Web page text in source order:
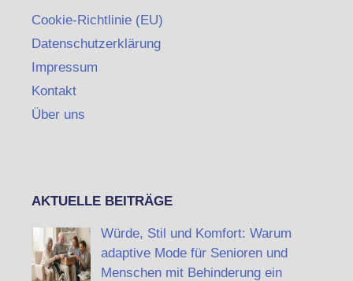
Cookie-Richtlinie (EU)
Datenschutzerklärung
Impressum
Kontakt
Über uns
AKTUELLE BEITRÄGE
Würde, Stil und Komfort: Warum
adaptive Mode für Senioren und
Menschen mit Behinderung ein